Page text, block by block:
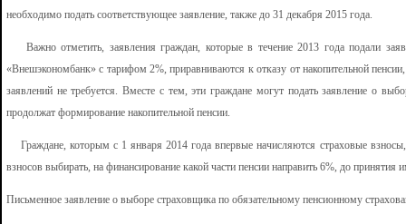
необходимо подать соответствующее заявление, также до 31 декабря 2015 года.
Важно отметить, заявления граждан, которые в течение 2013 года подали
«Внешэкономбанк» с тарифом 2%, приравниваются к отказу от накопительной
заявлений не требуется. Вместе с тем, эти граждане могут подать заявление о
продолжат формирование накопительной пенсии.
Граждане, которым с 1 января 2014 года впервые начисляются страховые
взносов выбирать, на финансирование какой части пенсии направить 6%, до принятия
Письменное заявление о выборе страховщика по обязательному пенсионному